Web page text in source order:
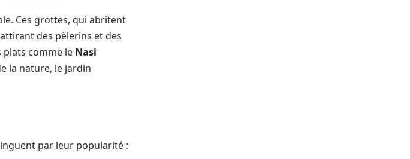
Ces grottes, qui abritent
des pèlerins et des
plats comme le Nasi
la nature, le jardin
par leur popularité :